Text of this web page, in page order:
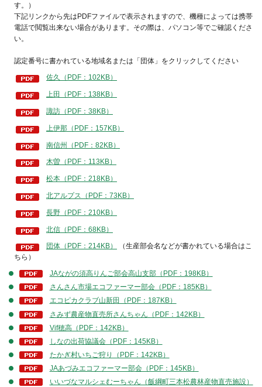
す。）
下記リンクから先はPDFファイルで表示されますので、機種によっては携帯
電話で閲覧出来ない場合があります。その際は、パソコン等でご確認くださ
い。
認定番号に書かれている地域名または「団体」をクリックしてください
佐久（PDF：102KB）
上田（PDF：138KB）
諏訪（PDF：38KB）
上伊那（PDF：157KB）
南信州（PDF：82KB）
木曽（PDF：113KB）
松本（PDF：218KB）
北アルプス（PDF：73KB）
長野（PDF：210KB）
北信（PDF：68KB）
団体（PDF：214KB）
（生産部会名などが書かれている場合はこ
ちら）
JAながの須高りんご部会高山支部（PDF：198KB）
さんさん市場エコファーマー部会（PDF：185KB）
エコピカクラブ山新田（PDF：187KB）
さみず農産物直売所さんちゃん（PDF：142KB）
Vif穂高（PDF：142KB）
しなの出荷協議会（PDF：145KB）
たかぎ村いちご狩り（PDF：142KB）
JAあづみエコファーマー部会（PDF：145KB）
いいづなマルシェむーちゃん（飯綱町三本松農林産物直売施設）